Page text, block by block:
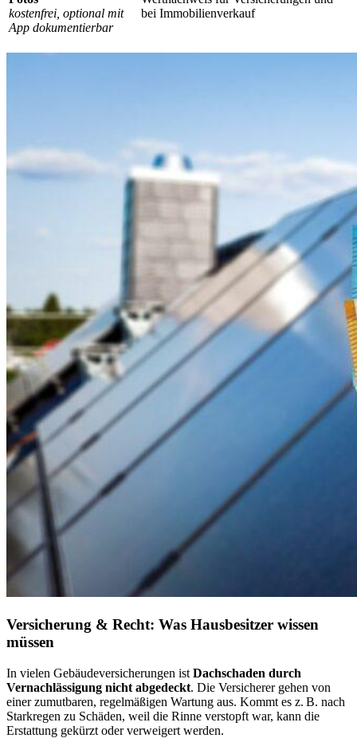
kostenfrei, optional mit
App dokumentierbar
bei Immobilienverkauf
Versicherung & Recht: Was Hausbesitzer wissen
müssen
In vielen Gebäudeversicherungen ist Dachschaden durch
Vernachlässigung nicht abgedeckt. Die Versicherer gehen von
einer zumutbaren, regelmäßigen Wartung aus. Kommt es z. B. nach
Starkregen zu Schäden, weil die Rinne verstopft war, kann die
Erstattung gekürzt oder verweigert werden.